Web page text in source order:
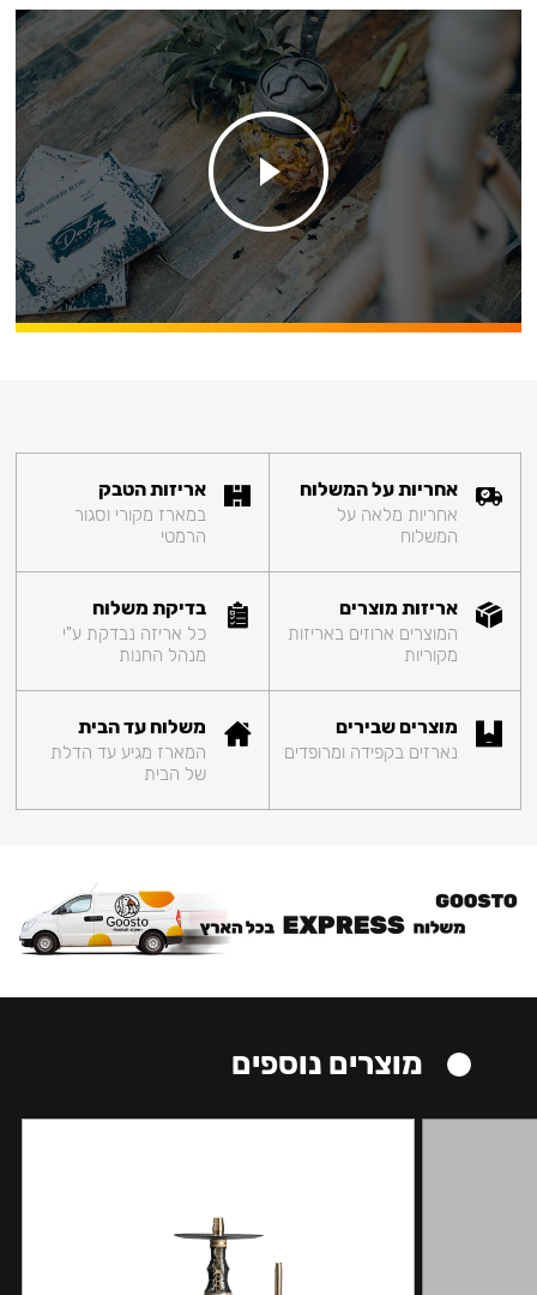
אחריות על המשלוח
אחריות מלאה על
המשלוח
אריזות הטבק
במארז מקורי וסגור
הרמטי
אריזות מוצרים
המוצרים ארוזים באריזות
מקוריות
בדיקת משלוח
כל אריזה נבדקת ע"י
מנהל החנות
מוצרים שבירים
נארזים בקפידה ומרופדים
משלוח עד הבית
המארז מגיע עד הדלת
של הבית
מוצרים נוספים